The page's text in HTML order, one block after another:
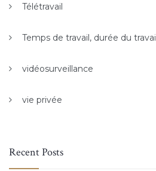
Télétravail
Temps de travail, durée du travail
vidéosurveillance
vie privée
Recent Posts